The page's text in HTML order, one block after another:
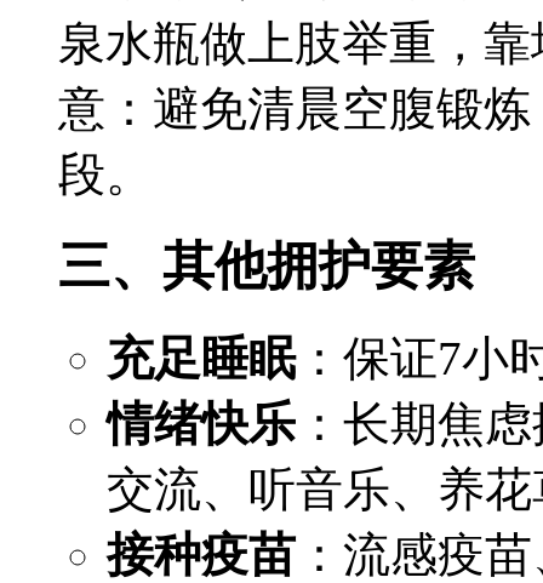
泉水瓶做上肢举重，
意：避免清晨空腹锻
段。
三、其他拥护要素
充足睡眠：保证7小
情绪快乐 ：长期焦
交流、听音乐、养
接种疫苗：流感疫